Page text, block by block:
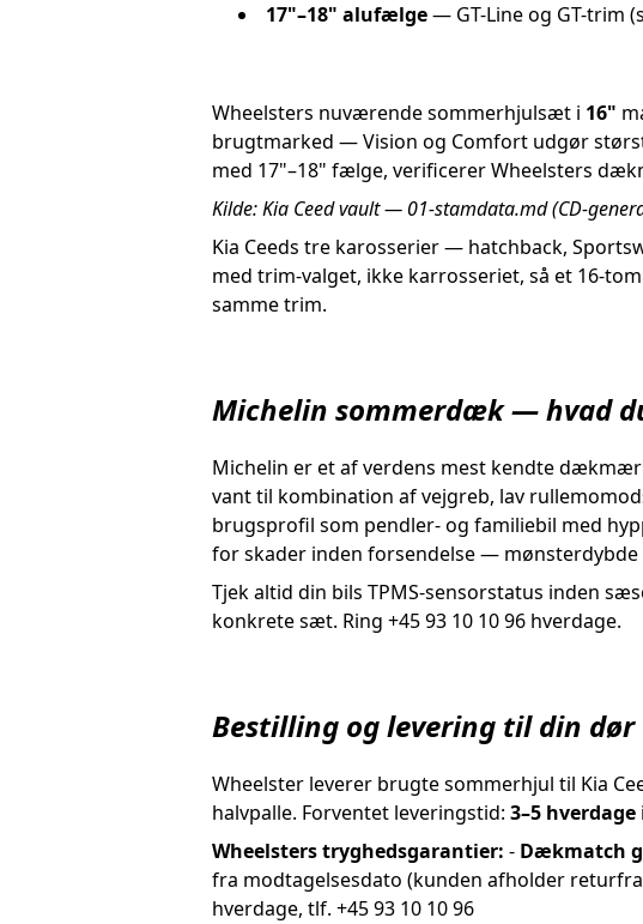
17"–18" alufælge— GT-Line og GT-trim
Wheelsters nuværende sommerhjulsæt i 16"
brugtmarked — Vision og Comfort udgør
med 17"–18" fælge, verificerer Wheelsters
Kilde: Kia Ceed vault — 01-stamdata.md (CD-
Kia Ceeds tre karosserier — hatchback,
med trim-valget, ikke karrosseriet, så et 16-
samme trim.
Michelin sommerdæk — hvad
Michelin er et af verdens mest kendte
vant til kombination af vejgreb, lav
brugsprofil som pendler- og familiebil med
for skader inden forsendelse —
Tjek altid din bils TPMS-sensorstatus inden
konkrete sæt. Ring +45 93 10 10 96 hverdage.
Bestilling og levering til din dør
Wheelster leverer brugte sommerhjul til Kia
halvpalle. Forventet leveringstid: 3–5 hverdage
Wheelsters tryghedsgarantier: - Dækmatch
fra modtagelsesdato (kunden afholder
hverdage, tlf. +45 93 10 10 96